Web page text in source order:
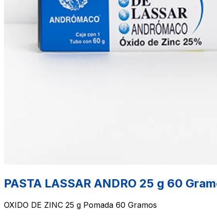
PASTA LASSAR ANDRO 25 g 60
OXIDO DE ZINC 25 g Pomada 60 Gramos